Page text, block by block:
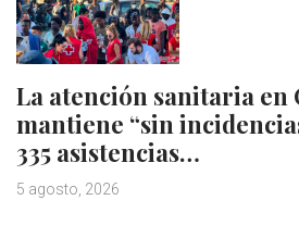
La atención sanitaria en
mantiene “sin
335 asistencias…
5 agosto, 2026